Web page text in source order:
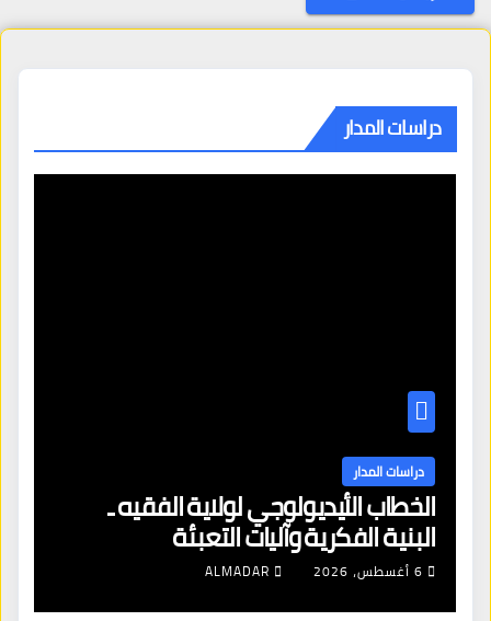
دراسات المدار
دراسات المدار
الخطاب الأيديولوجي لولاية الفقيه ـ
البنية الفكرية وآليات التعبئة
6 أغسطس، 2026 ALMADAR